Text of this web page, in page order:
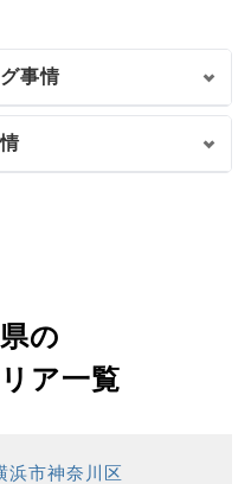
事情
の
ア一覧
浜市神奈川区